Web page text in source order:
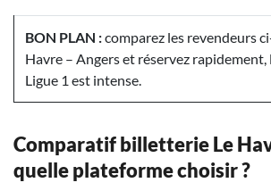
BON PLAN :comparez les revendeurs
Havre – Angers et réservez rapidement,
Ligue 1 est intense.
Comparatif billetterie Le
quelle plateforme choisir ?